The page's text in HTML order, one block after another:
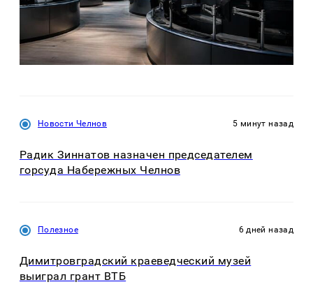
Новости Челнов 5 минут назад
Радик Зиннатов назначен председателем
горсуда Набережных Челнов
Полезное 6 дней назад
Димитровградский краеведческий музей
выиграл грант ВТБ